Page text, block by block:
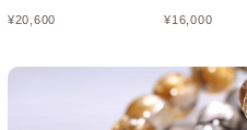
¥20,600 ¥16,000